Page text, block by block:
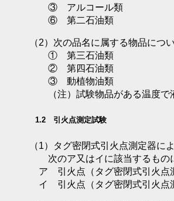
③ アルコール類
⑥ 第二石油類
（2）次の品名に属する物品につ
① 第三石油類
② 第四石油類
③ 動植物油類
（注）試験物品がある温度で液
1.2 引火点測定試験
（1）タグ密閉式引火点測定器に
次のア又はイに該当するもの
ア 引火点（タグ密閉式引火点
イ 引火点（タグ密閉式引火点